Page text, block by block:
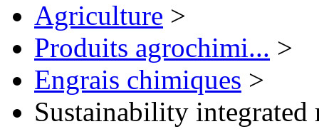
Agriculture >
Produits agrochimi... >
Engrais chimiques >
Sustainability integrated